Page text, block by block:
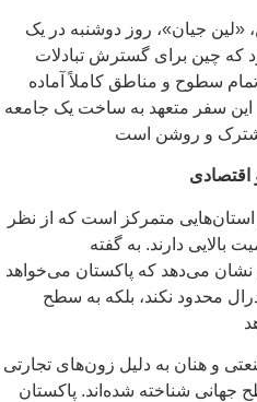
جیان»، روز دوشنبه در یک
که چین برای گسترش تبادلات
سطوح و مناطق کاملاً آماده
سفر متعهد به ساخت یک جامعه
مشترک و روشن است
متمرکز است که از نظر
بالایی دارند. به گفته
نشان می‌دهد که پاکستان می‌خواهد
محدود نکند، بلکه به سطح
و هنان به دلیل زون‌های تجارتی
شناخته شده‌اند. پاکستان